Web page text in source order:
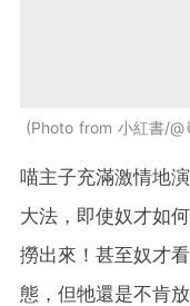
Photo from 小紅書/
喵主子充滿激情地
大法，即使奴才如
撈出來！甚至奴才
態，但牠還是不肯